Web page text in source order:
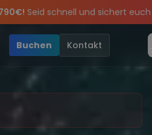
euch die letzten Plätze. • 🔥
und Deine sailwithus-
auf deinen ersten Törn! •
besten Geschichten des
Buchen
Kontakt